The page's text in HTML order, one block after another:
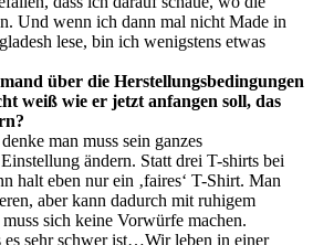
Und wenn ich dann mal nicht Made in
lese, bin ich wenigstens etwas
über die Herstellungsbedingungen
weiß wie er jetzt anfangen soll, das
man muss sein ganzes
ändern. Statt drei T-shirts bei
halt eben nur ein ‚faires‘ T-Shirt. Man
aber kann dadurch mit ruhigem
sich keine Vorwürfe machen.
es sehr schwer ist…Wir leben in einer